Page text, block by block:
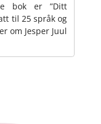
bok er ”Ditt
til 25 språk og
om Jesper Juul